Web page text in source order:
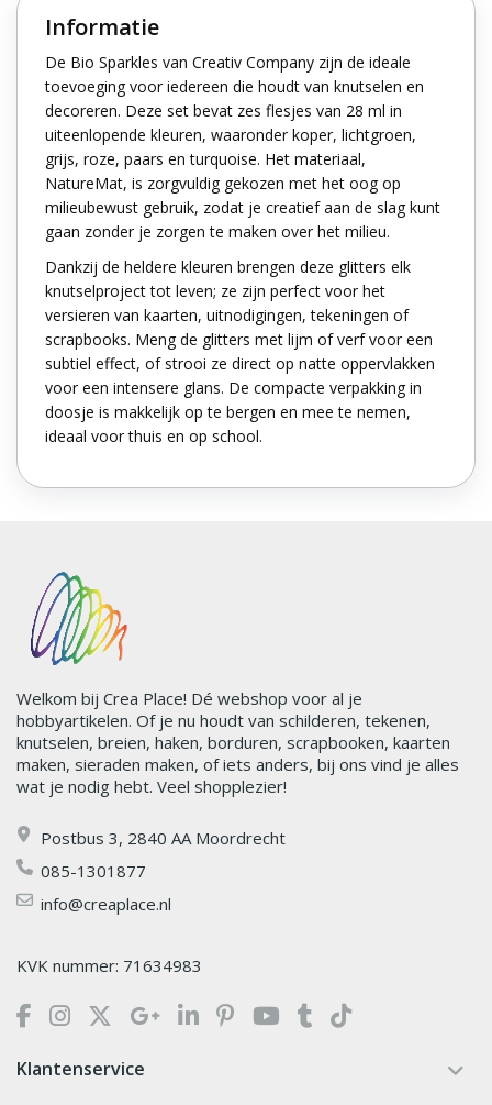
Informatie
De Bio Sparkles van Creativ Company zijn de ideale
toevoeging voor iedereen die houdt van knutselen en
decoreren. Deze set bevat zes flesjes van 28 ml in
uiteenlopende kleuren, waaronder koper, lichtgroen,
grijs, roze, paars en turquoise. Het materiaal,
NatureMat, is zorgvuldig gekozen met het oog op
milieubewust gebruik, zodat je creatief aan de slag kunt
gaan zonder je zorgen te maken over het milieu.
Dankzij de heldere kleuren brengen deze glitters elk
knutselproject tot leven; ze zijn perfect voor het
versieren van kaarten, uitnodigingen, tekeningen of
scrapbooks. Meng de glitters met lijm of verf voor een
subtiel effect, of strooi ze direct op natte oppervlakken
voor een intensere glans. De compacte verpakking in
doosje is makkelijk op te bergen en mee te nemen,
ideaal voor thuis en op school.
Welkom bij Crea Place! Dé webshop voor al je
hobbyartikelen. Of je nu houdt van schilderen, tekenen,
knutselen, breien, haken, borduren, scrapbooken, kaarten
maken, sieraden maken, of iets anders, bij ons vind je alles
wat je nodig hebt. Veel shopplezier!
Postbus 3, 2840 AA Moordrecht
085-1301877
info@creaplace.nl
KVK nummer: 71634983
Klantenservice